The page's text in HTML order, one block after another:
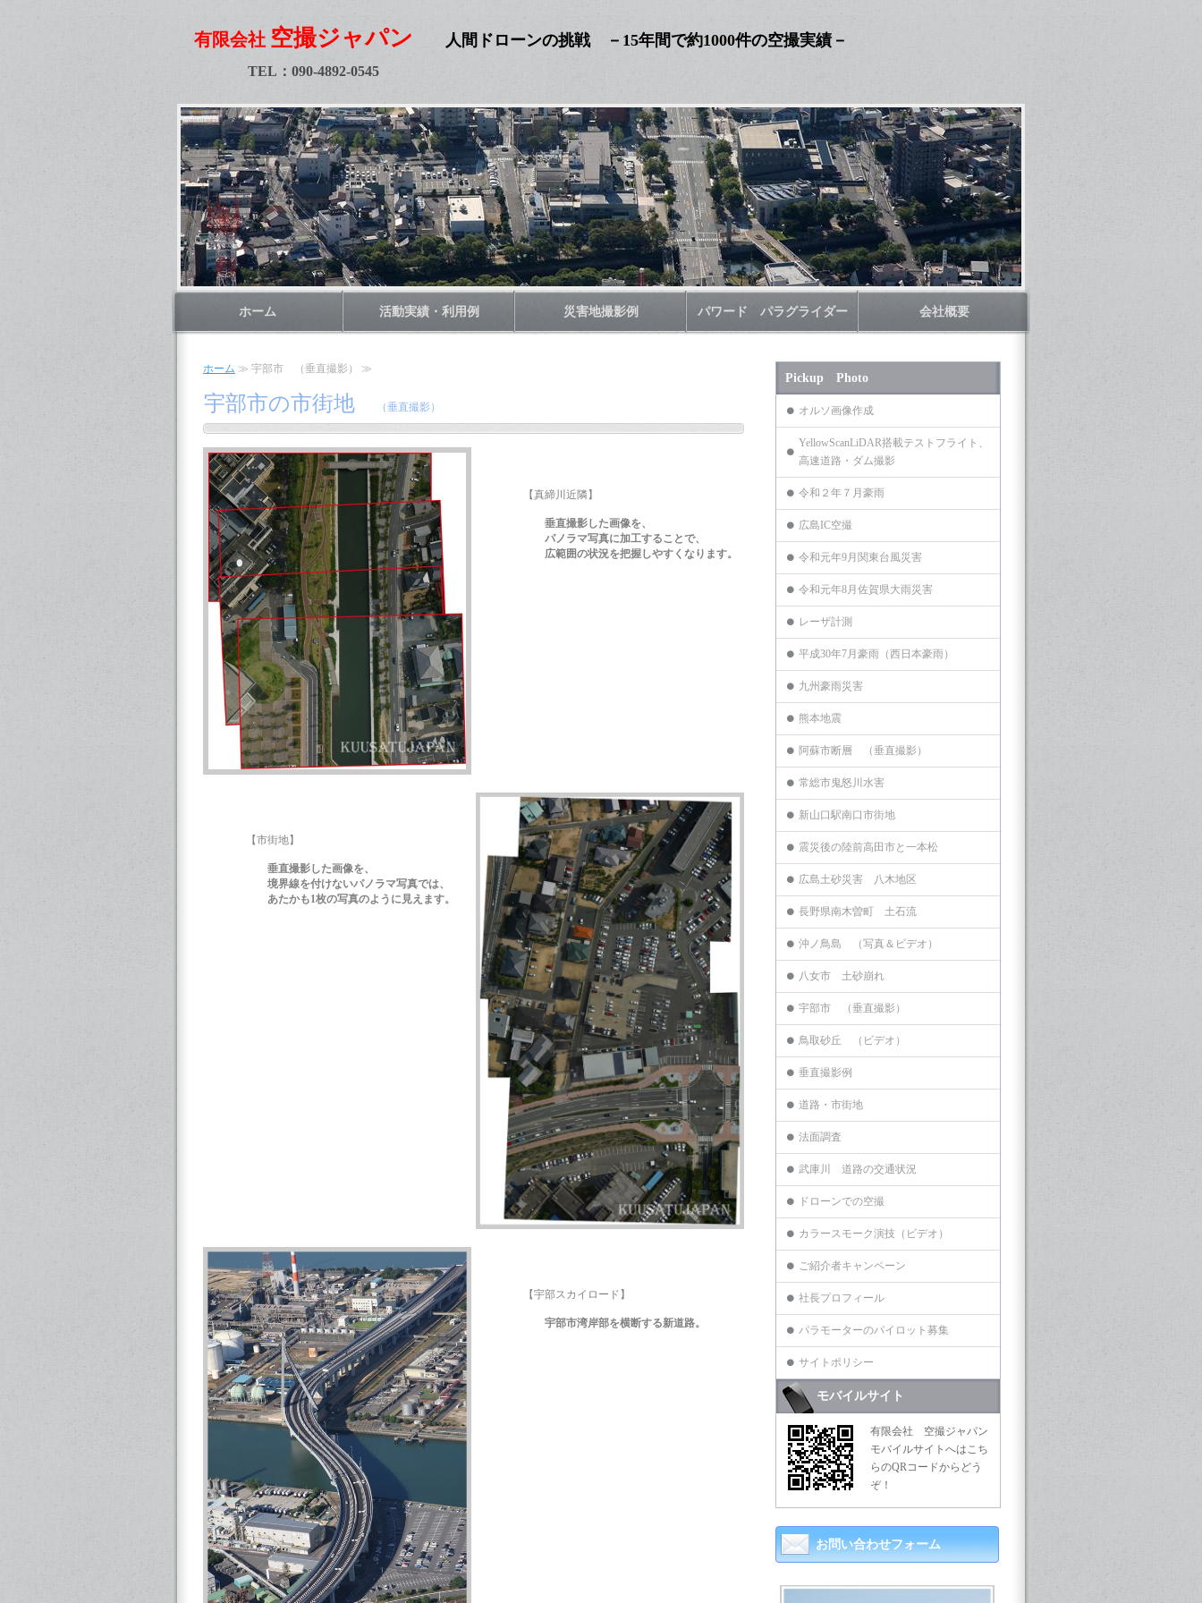
有限会社 空撮ジャパン 人間ドローンの挑戦－15年間で約1000件の空撮実績－
TEL：090-4892-0545
ホーム 活動実績・利用例 災害地撮影例 パワード パラグライダー 会社概要
ホーム ≫ 宇部市 （垂直撮影） ≫
宇部市の市街地 （垂直撮影）
【真締川近隣】
垂直撮影した画像を、
パノラマ写真に加工することで、
広範囲の状況を把握しやすくなります。
【市街地】
垂直撮影した画像を、
境界線を付けないパノラマ写真では、
あたかも1枚の写真のように見えます。
【宇部スカイロード】
宇部市湾岸部を横断する新道路。
Pickup Photo
オルソ画像作成
YellowScanLiDAR搭載テストフライト、
高速道路・ダム撮影
令和２年７月豪雨
広島IC空撮
令和元年9月関東台風災害
令和元年8月佐賀県大雨災害
レーザ計測
平成30年7月豪雨（西日本豪雨）
九州豪雨災害
熊本地震
阿蘇市断層 （垂直撮影）
常総市鬼怒川水害
新山口駅南口市街地
震災後の陸前高田市と一本松
広島土砂災害 八木地区
長野県南木曽町 土石流
沖ノ鳥島 （写真＆ビデオ）
八女市 土砂崩れ
宇部市 （垂直撮影）
鳥取砂丘 （ビデオ）
垂直撮影例
道路・市街地
法面調査
武庫川 道路の交通状況
ドローンでの空撮
カラースモーク演技（ビデオ）
ご紹介者キャンペーン
社長プロフィール
パラモーターのパイロット募集
サイトポリシー
モバイルサイト
有限会社 空撮ジャパン
モバイルサイトへはこち
らのQRコードからどう
ぞ！
お問い合わせフォーム